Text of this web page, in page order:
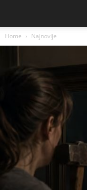
Home Najnovije